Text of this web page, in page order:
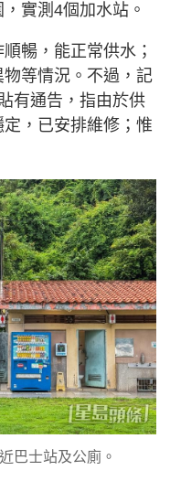
實測4個加水站。
暢，能正常供水；
等情況。不過，記
有通告，指由於供
，已安排維修；惟
巴士站及公廁。